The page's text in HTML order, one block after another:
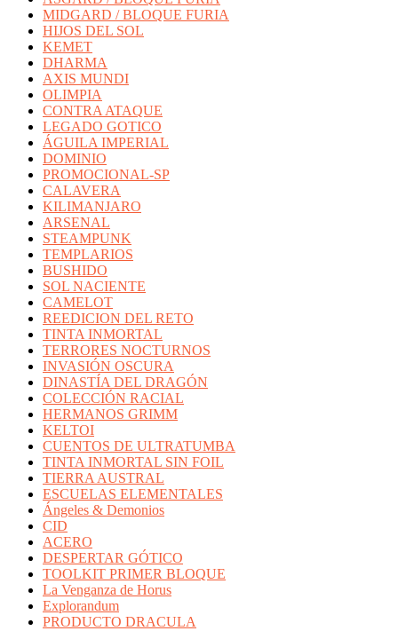
MIDGARD / BLOQUE FURIA
HIJOS DEL SOL
KEMET
DHARMA
AXIS MUNDI
OLIMPIA
CONTRA ATAQUE
LEGADO GOTICO
ÁGUILA IMPERIAL
DOMINIO
PROMOCIONAL-SP
CALAVERA
KILIMANJARO
ARSENAL
STEAMPUNK
TEMPLARIOS
BUSHIDO
SOL NACIENTE
CAMELOT
REEDICION DEL RETO
TINTA INMORTAL
TERRORES NOCTURNOS
INVASIÓN OSCURA
DINASTÍA DEL DRAGÓN
COLECCIÓN RACIAL
HERMANOS GRIMM
KELTOI
CUENTOS DE ULTRATUMBA
TINTA INMORTAL SIN FOIL
TIERRA AUSTRAL
ESCUELAS ELEMENTALES
Ángeles & Demonios
CID
ACERO
DESPERTAR GÓTICO
TOOLKIT PRIMER BLOQUE
La Venganza de Horus
Explorandum
PRODUCTO DRACULA